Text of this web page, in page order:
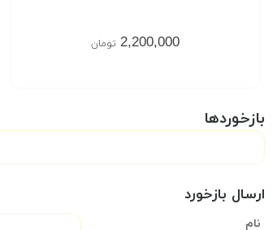
2,200,000 تومان
بازخوردها
ارسال بازخورد
نام